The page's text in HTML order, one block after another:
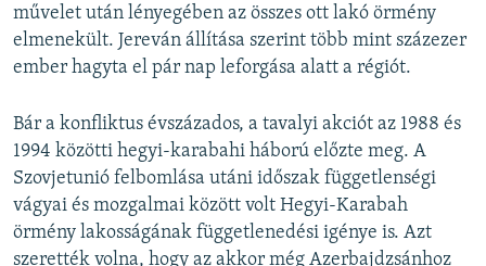
művelet után lényegében az összes ott lakó örmény
elmenekült. Jereván állítása szerint több mint százezer
ember hagyta el pár nap leforgása alatt a régiót.
Bár a konfliktus évszázados, a tavalyi akciót az 1988 és
1994 közötti hegyi-karabahi háború előzte meg. A
Szovjetunió felbomlása utáni időszak függetlenségi
vágyai és mozgalmai között volt Hegyi-Karabah
örmény lakosságának függetlenedési igénye is. Azt
szerették volna, hogy az akkor még Azerbajdzsánhoz